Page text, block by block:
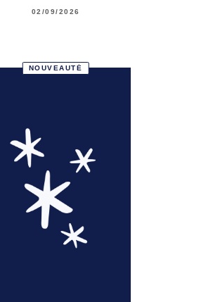
02/09/2026
NOUVEAUTÉ